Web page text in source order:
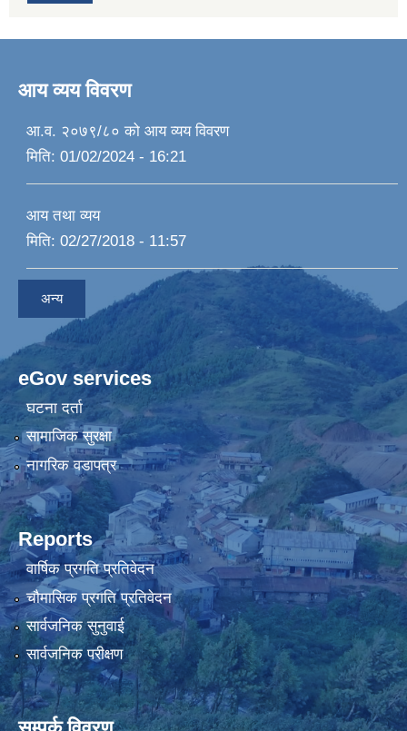
आय व्यय विवरण
आ.व. २०७९/८० को आय व्यय विवरण
मिति: 01/02/2024 - 16:21
आय तथा व्यय
मिति: 02/27/2018 - 11:57
अन्य
eGov services
घटना दर्ता
सामाजिक सुरक्षा
नागरिक वडापत्र
Reports
वार्षिक प्रगति प्रतिवेदन
चौमासिक प्रगति प्रतिवेदन
सार्वजनिक सुनुवाई
सार्वजनिक परीक्षण